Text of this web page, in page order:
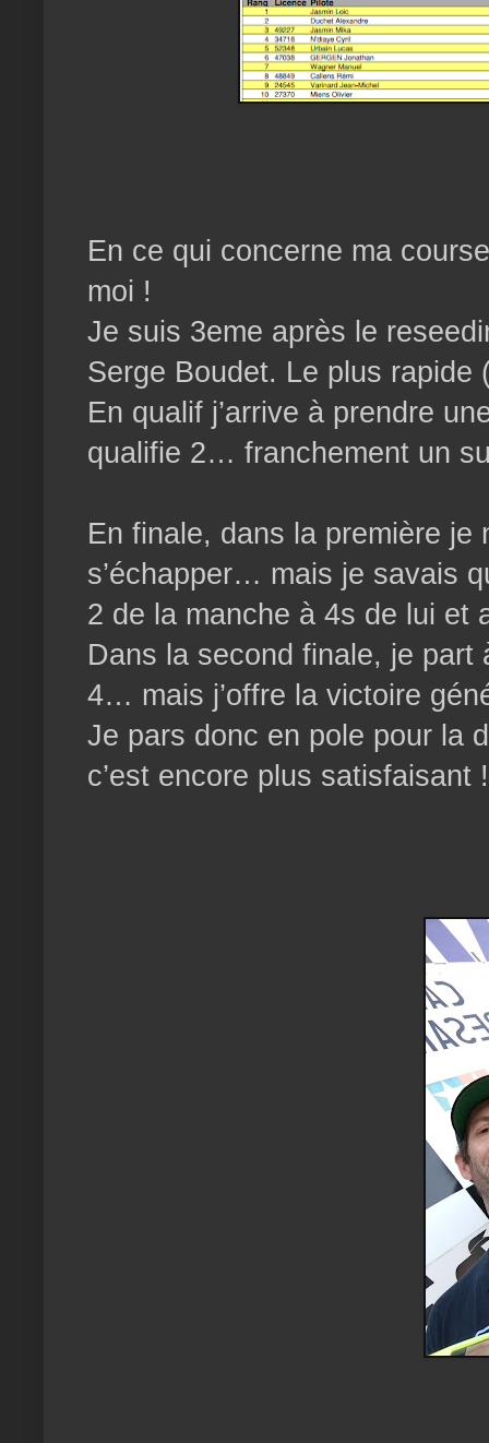
En ce qui concerne ma
moi !
Je suis 3eme après le
Serge Boudet. Le plus
En qualif j’arrive à prendre
qualifie 2… franchement un
En finale, dans la première je
s’échapper… mais je savais
2 de la manche à 4s de lui et
Dans la second finale, je
4… mais j’offre la victoire
Je pars donc en pole pour la
c’est encore plus satisfaisant !